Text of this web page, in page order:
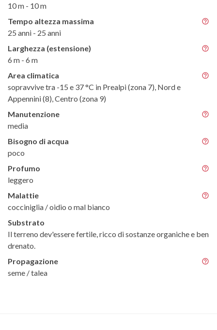
10 m - 10 m
Tempo altezza massima
25 anni - 25 anni
Larghezza (estensione)
6 m - 6 m
Area climatica
sopravvive tra -15 e 37 °C in Prealpi (zona 7), Nord e
Appennini (8), Centro (zona 9)
Manutenzione
media
Bisogno di acqua
poco
Profumo
leggero
Malattie
cocciniglia / oidio o mal bianco
Substrato
Il terreno dev'essere fertile, ricco di sostanze organiche e ben
drenato.
Propagazione
seme / talea